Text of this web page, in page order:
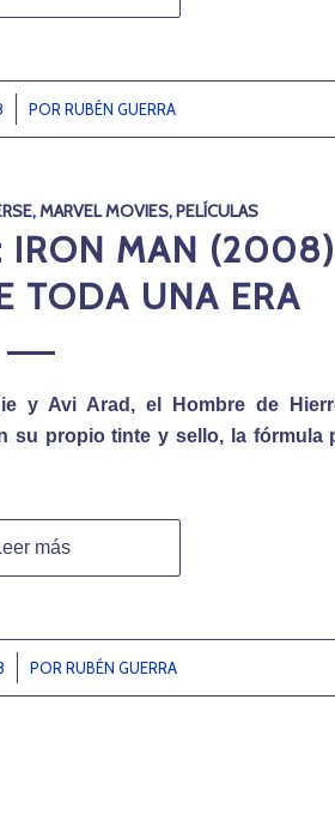
POR RUBÉN GUERRA
,MARVEL MOVIES,PELÍCULAS
IRON MAN
TODA UNA ERA
y Avi Arad, el Hombre de
su propio tinte y sello, la fórmula
más
POR RUBÉN GUERRA